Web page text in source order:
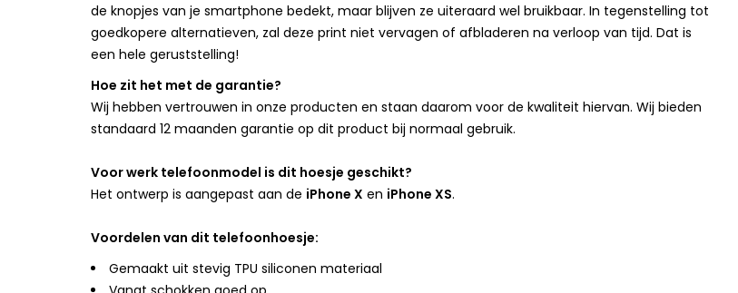
de knopjes van je smartphone bedekt, maar blijven ze uiteraard wel bruikbaar. In tegenstelling tot
goedkopere alternatieven, zal deze print niet vervagen of afbladeren na verloop van tijd. Dat is
een hele geruststelling!
Hoe zit het met de garantie?
Wij hebben vertrouwen in onze producten en staan daarom voor de kwaliteit hiervan. Wij bieden
standaard 12 maanden garantie op dit product bij normaal gebruik.
Voor werk telefoonmodel is dit hoesje geschikt?
Het ontwerp is aangepast aan de iPhone X en iPhone XS.
Voordelen van dit telefoonhoesje:
Gemaakt uit stevig TPU siliconen materiaal